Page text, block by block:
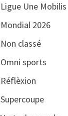
Ligue Une Mobilis
Mondial 2026
Non classé
Omni sports
Réflèxion
Supercoupe